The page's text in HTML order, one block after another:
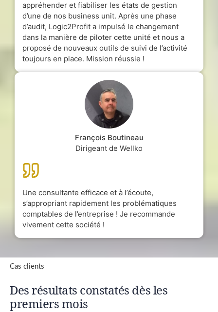
appréhender et fiabiliser les états de gestion
d’une de nos business unit. Après une phase
d’audit, Logic2Profit a impulsé le changement
dans la manière de piloter cette unité et nous a
proposé de nouveaux outils de suivi de l’activité
toujours en place. Mission réussie !
François Boutineau
Dirigeant de Wellko
Une consultante efficace et à l’écoute,
s’appropriant rapidement les problématiques
comptables de l’entreprise ! Je recommande
vivement cette société !
Cas clients
Des résultats constatés dès les
premiers mois